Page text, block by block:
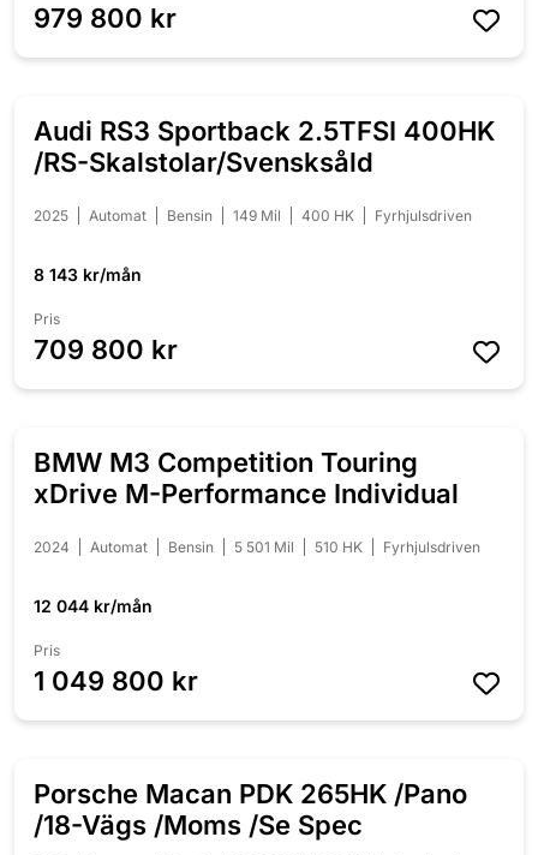
979 800 kr
NYINKOMMEN
Audi RS3 Sportback 2.5TFSI 400HK
/RS-Skalstolar/Svensksåld
2025 Automat Bensin 149 Mil 400 HK Fyrhjulsdriven
8 143 kr/mån
Pris
709 800 kr
NYINKOMMEN
BMW M3 Competition Touring
xDrive M-Performance Individual
2024 Automat Bensin 5 501 Mil 510 HK Fyrhjulsdriven
12 044 kr/mån
Pris
1 049 800 kr
NYINKOMMEN
Porsche Macan PDK 265HK /Pano
/18-Vägs /Moms /Se Spec